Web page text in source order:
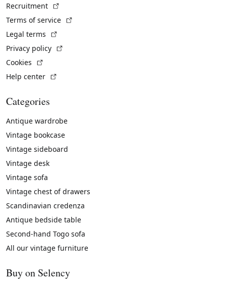
Recruitment
Terms of service
Legal terms
Privacy policy
Cookies
Help center
Categories
Antique wardrobe
Vintage bookcase
Vintage sideboard
Vintage desk
Vintage sofa
Vintage chest of drawers
Scandinavian credenza
Antique bedside table
Second-hand Togo sofa
All our vintage furniture
Buy on Selency